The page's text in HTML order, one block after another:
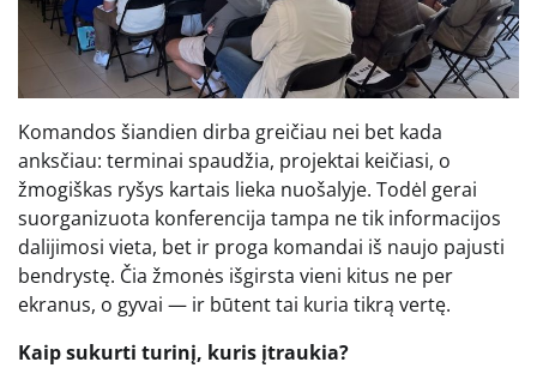
Komandos šiandien dirba greičiau nei bet kada
anksčiau: terminai spaudžia, projektai keičiasi, o
žmogiškas ryšys kartais lieka nuošalyje. Todėl gerai
suorganizuota konferencija tampa ne tik informacijos
dalijimosi vieta, bet ir proga komandai iš naujo pajusti
bendrystę. Čia žmonės išgirsta vieni kitus ne per
ekranus, o gyvai — ir būtent tai kuria tikrą vertę.
Kaip sukurti turinį, kuris įtraukia?